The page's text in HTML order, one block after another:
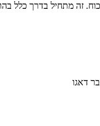
זה מתחיל בדרך כלל
דאגו